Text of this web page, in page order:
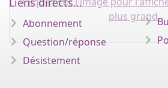
plus grand.
Abonnement
Question/réponse
Désistement